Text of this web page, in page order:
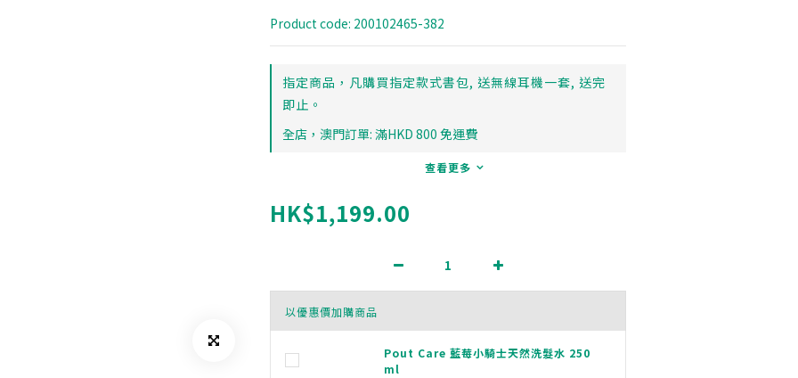
Product code: 200102465-382
指定商品，凡購買指定款式書包, 送無線耳機一套, 送完
即止。
全店，澳門訂單: 滿HKD 800 免運費
查看更多
HK$1,199.00
以優惠價加購商品
Pout Care 藍莓小騎士天然洗髮水 250
ml